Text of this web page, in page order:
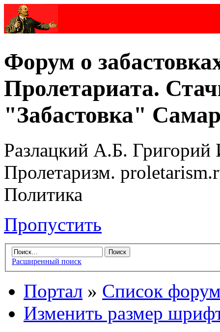
Форум о
Пролетариата.
"Забастовка"
Разлацкий А.Б. Григорий
Пролетаризм.
Политика
Пропустить
Расширенный поиск
Портал » Список
Изменить размер